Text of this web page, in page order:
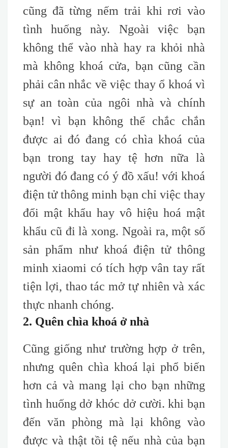
cũng đã từng nếm trải khi rơi vào
tình huống này. Ngoài việc bạn
không thể vào nhà hay ra khỏi nhà
mà không khoá cửa, bạn cũng cần
phải cân nhắc về việc thay ổ khoá vì
sự an toàn của ngôi nhà và chính
bạn! vì bạn không thể chắc chắn
được ai đó đang có chìa khoá của
bạn trong tay hay tệ hơn nữa là
người đó đang có ý đồ xấu! với khoá
điện tử thông minh bạn chỉ việc thay
đổi mật khẩu hay vô hiệu hoá mật
khẩu cũ đi là xong. Ngoài ra, một số
sản phẩm như khoá điện tử thông
minh xiaomi có tích hợp vân tay rất
tiện lợi, thao tác mở tự nhiên và xác
thực nhanh chóng.
2. Quên chìa khoá ở nhà
Cũng giống như trường hợp ở trên,
nhưng quên chìa khoá lại phổ biến
hơn cả và mang lại cho bạn những
tình huống dở khóc dở cười. khi bạn
đến văn phòng mà lại không vào
được và thật tồi tệ nếu nhà của bạn